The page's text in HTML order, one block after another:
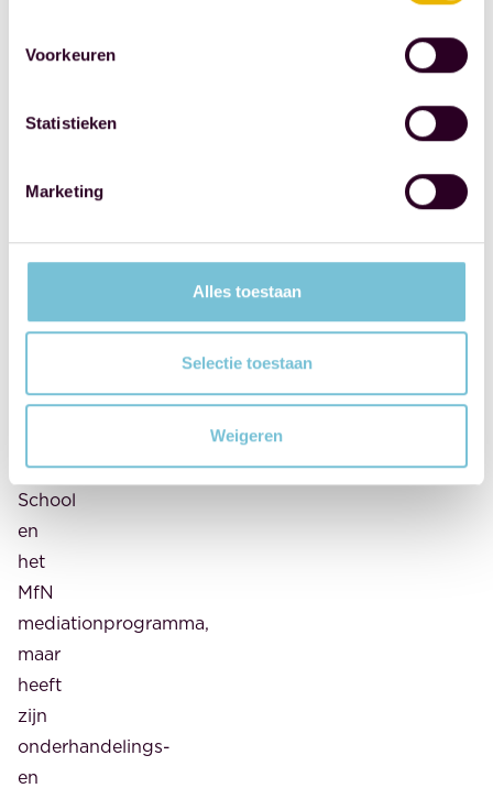
Voorkeuren
Statistieken
Marketing
Alles toestaan
Selectie toestaan
Weigeren
partijen
bij
te
Program
van
Law
School
en
het
MfN
mediationprogramma,
maar
heeft
zijn
onderhandelings-
en